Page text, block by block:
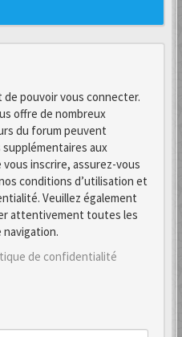
pouvoir vous connecter.
offre de nombreux
du forum peuvent
aux
inscrire, assurez-vous
conditions d’utilisation et
Veuillez également
attentivement toutes les
de confidentialité